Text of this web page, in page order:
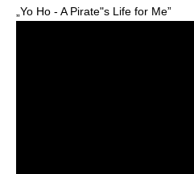
„Yo Ho - A Pirate"s Life for Me”